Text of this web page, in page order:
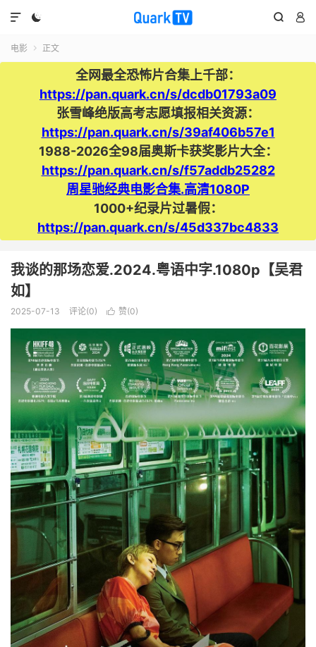
  

电影  正文
全网最全恐怖片合集上千部：
https://pan.quark.cn/s/dcdb01793a09
张雪峰绝版高考志愿填报相关资源：
https://pan.quark.cn/s/39af406b57e1
1988-2026全98届奥斯卡获奖影片大全：
https://pan.quark.cn/s/f57addb25282
周星驰经典电影合集.高清1080P
1000+纪录片过暑假：
https://pan.quark.cn/s/45d337bc4833
我谈的那场恋爱.2024.粤语中字.1080p【吴君
如】
2025-07-13 评论(0)  赞(0)